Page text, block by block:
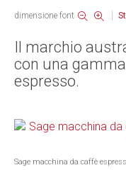
dimensione font
Il marchio
con una
espresso.
Sage macchina da caffè